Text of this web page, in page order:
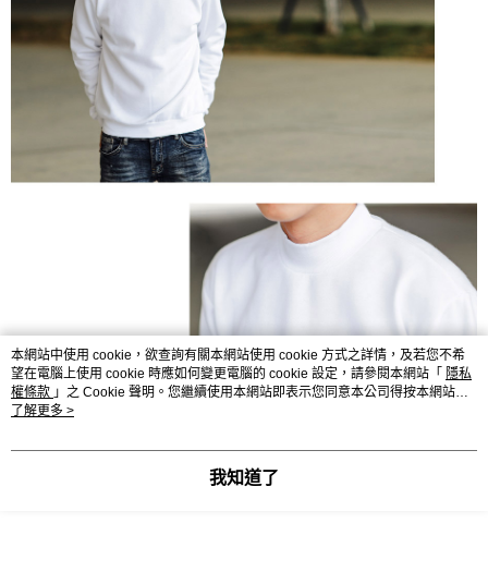
本網站中使用 cookie，欲查詢有關本網站使用 cookie 方式之詳情，及若您不希
望在電腦上使用 cookie 時應如何變更電腦的 cookie 設定，請參閱本網站「 隱私
權條款 」之 Cookie 聲明。您繼續使用本網站即表示您同意本公司得按本網站使
用條款之 Cookie 聲明使用 cookie。
了解更多 >
我知道了